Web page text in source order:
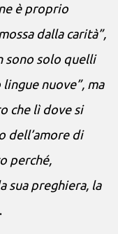
è proprio
dalla carità”,
sono solo quelli
nuove”, ma
che lì dove si
dell’amore di
perché,
sua preghiera, la
.